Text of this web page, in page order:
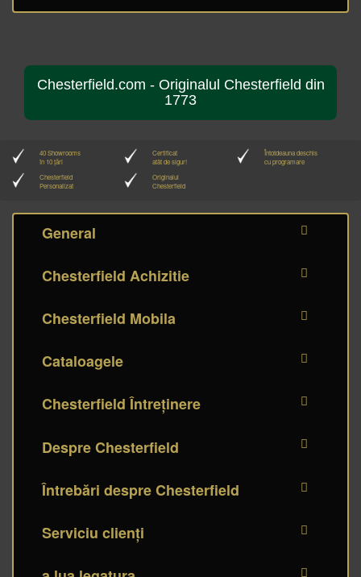
Chesterfield.com - Originalul Chesterfield din
1773
40 Showrooms
în 10 țări
Certificat
atât de sigur!
Întotdeauna deschis
cu programare
Chesterfield
Personalizat
Originalul
Chesterfield
General
Chesterfield Achizitie
Chesterfield Mobila
Cataloagele
Chesterfield Întreținere
Despre Chesterfield
Întrebări despre Chesterfield
Serviciu clienți